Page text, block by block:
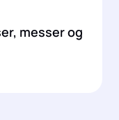
messer og